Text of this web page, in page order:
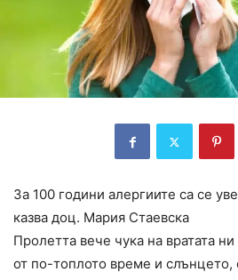
За 100 години алергиите са се
казва доц. Мария Стаевска
Пролетта вече чука на вратата
от по-топлото време и слънцето,